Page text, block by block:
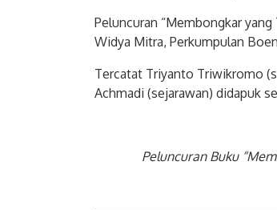
Peluncuran “Membongkar
Widya Mitra, Perkumpulan
Tercatat Triyanto Triwikromo
Achmadi (sejarawan) didapuk
Peluncuran Buku